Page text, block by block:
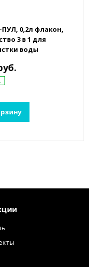
0,2л флакон,
3 в 1 для
воды